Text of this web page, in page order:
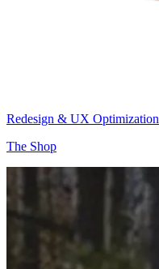
Redesign & UX Optimization
The Shop